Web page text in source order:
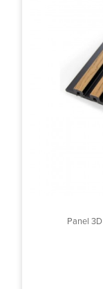
Panel